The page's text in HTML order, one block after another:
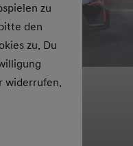
zu
den
zu. Du
widerrufen.